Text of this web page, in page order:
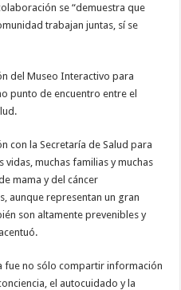
se “demuestra que
trabajan juntas, sí se
del Museo Interactivo para
punto de encuentro entre el
con la Secretaría de Salud para
vidas, muchas familias y muchas
mama y del cáncer
aunque representan un gran
son altamente prevenibles y
fue no sólo compartir información
el autocuidado y la